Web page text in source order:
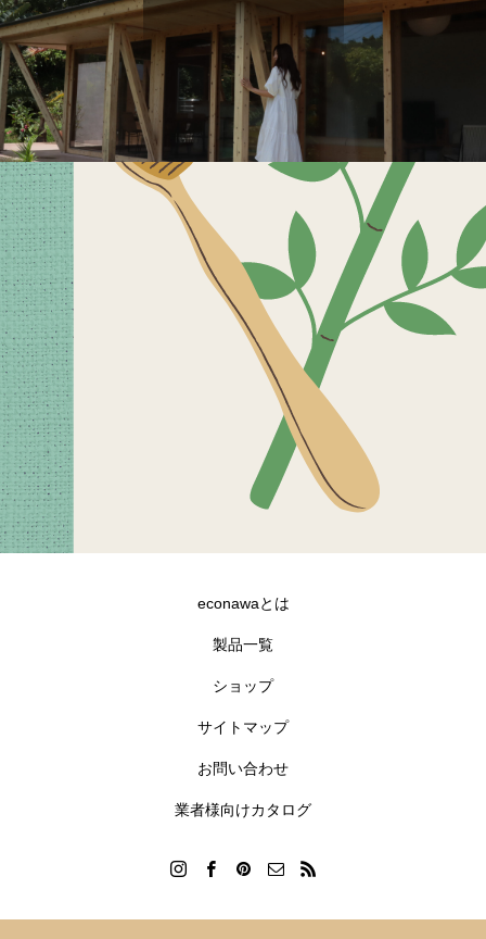
沖縄県宜野湾市伊佐2-7-12 GNビル3F
info@econawa.com
econawaとは
製品一覧
ショップ
サイトマップ
お問い合わせ
業者様向けカタログ